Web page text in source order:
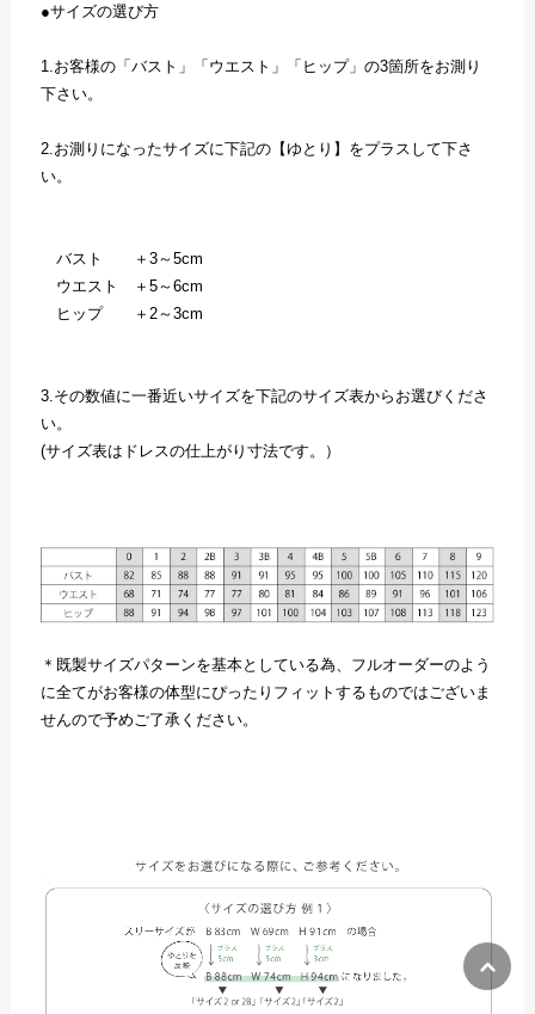
●サイズの選び方
1.お客様の「バスト」「ウエスト」「ヒップ」の3箇所をお測り
下さい。
2.お測りになったサイズに下記の【ゆとり】をプラスして下さ
い。
バスト ＋3～5cm
ウエスト ＋5～6cm
ヒップ ＋2～3cm
3.その数値に一番近いサイズを下記のサイズ表からお選びくださ
い。
(サイズ表はドレスの仕上がり寸法です。）
＊既製サイズパターンを基本としている為、フルオーダーのよう
に全てがお客様の体型にぴったりフィットするものではございま
せんので予めご了承ください。